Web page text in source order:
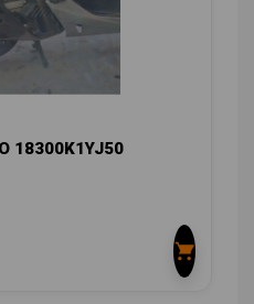
18300K1YJ50